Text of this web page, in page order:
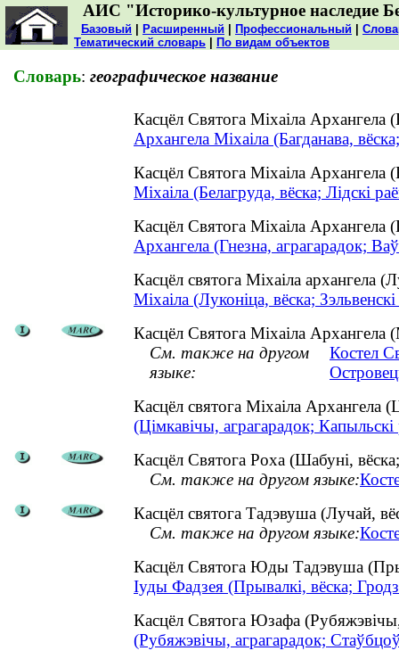
АИС "Историко-культурное наследие
Базовый Расширенный Профессиональный
Тематический словарь
По видам объектов
Словарь: географическое название
Касцёл Святога Міхаіла
Архангела Міхаіла (Багданава,
Касцёл Святога Міхаіла Архангела
Міхаіла (Белагруда, вёска; Лідскі
Касцёл Святога Міхаіла
Архангела (Гнезна, аграгарадок;
Касцёл святога Міхаіла архангела
Міхаіла (Луконіца, вёска;
Касцёл Святога Міхаіла Архангела
См. также на другом
языке:
Костел
Касцёл святога Міхаіла
(Цімкавічы, аграгарадок; Капыльскі
Касцёл Святога Роха (Шабуні,
См. также на другом языке:
Касцёл святога Тадэвуша (Лучай,
См. также на другом языке:
Касцёл Святога Юды Тадэвуша
Іуды Фадзея (Прывалкі, вёска;
Касцёл Святога Юзафа
(Рубяжэвічы, аграгарадок;